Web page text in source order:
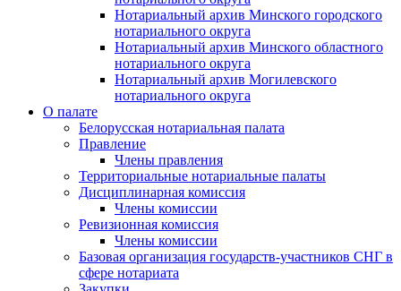
Нотариальный архив Минского городского
нотариального округа
Нотариальный архив Минского областного
нотариального округа
Нотариальный архив Могилевского
нотариального округа
О палате
Белорусская нотариальная палата
Правление
Члены правления
Территориальные нотариальные палаты
Дисциплинарная комиссия
Члены комиссии
Ревизионная комиссия
Члены комиссии
Базовая организация государств-участников СНГ в
сфере нотариата